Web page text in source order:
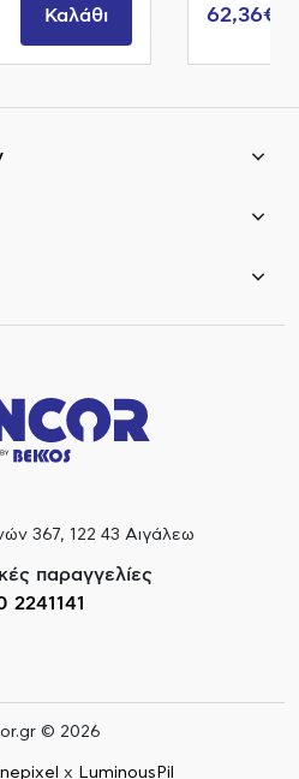
Καλάθι 62,36€
367, 122 43 Αιγάλεω
παραγγελίες
2241141
© 2026
x LuminousPil